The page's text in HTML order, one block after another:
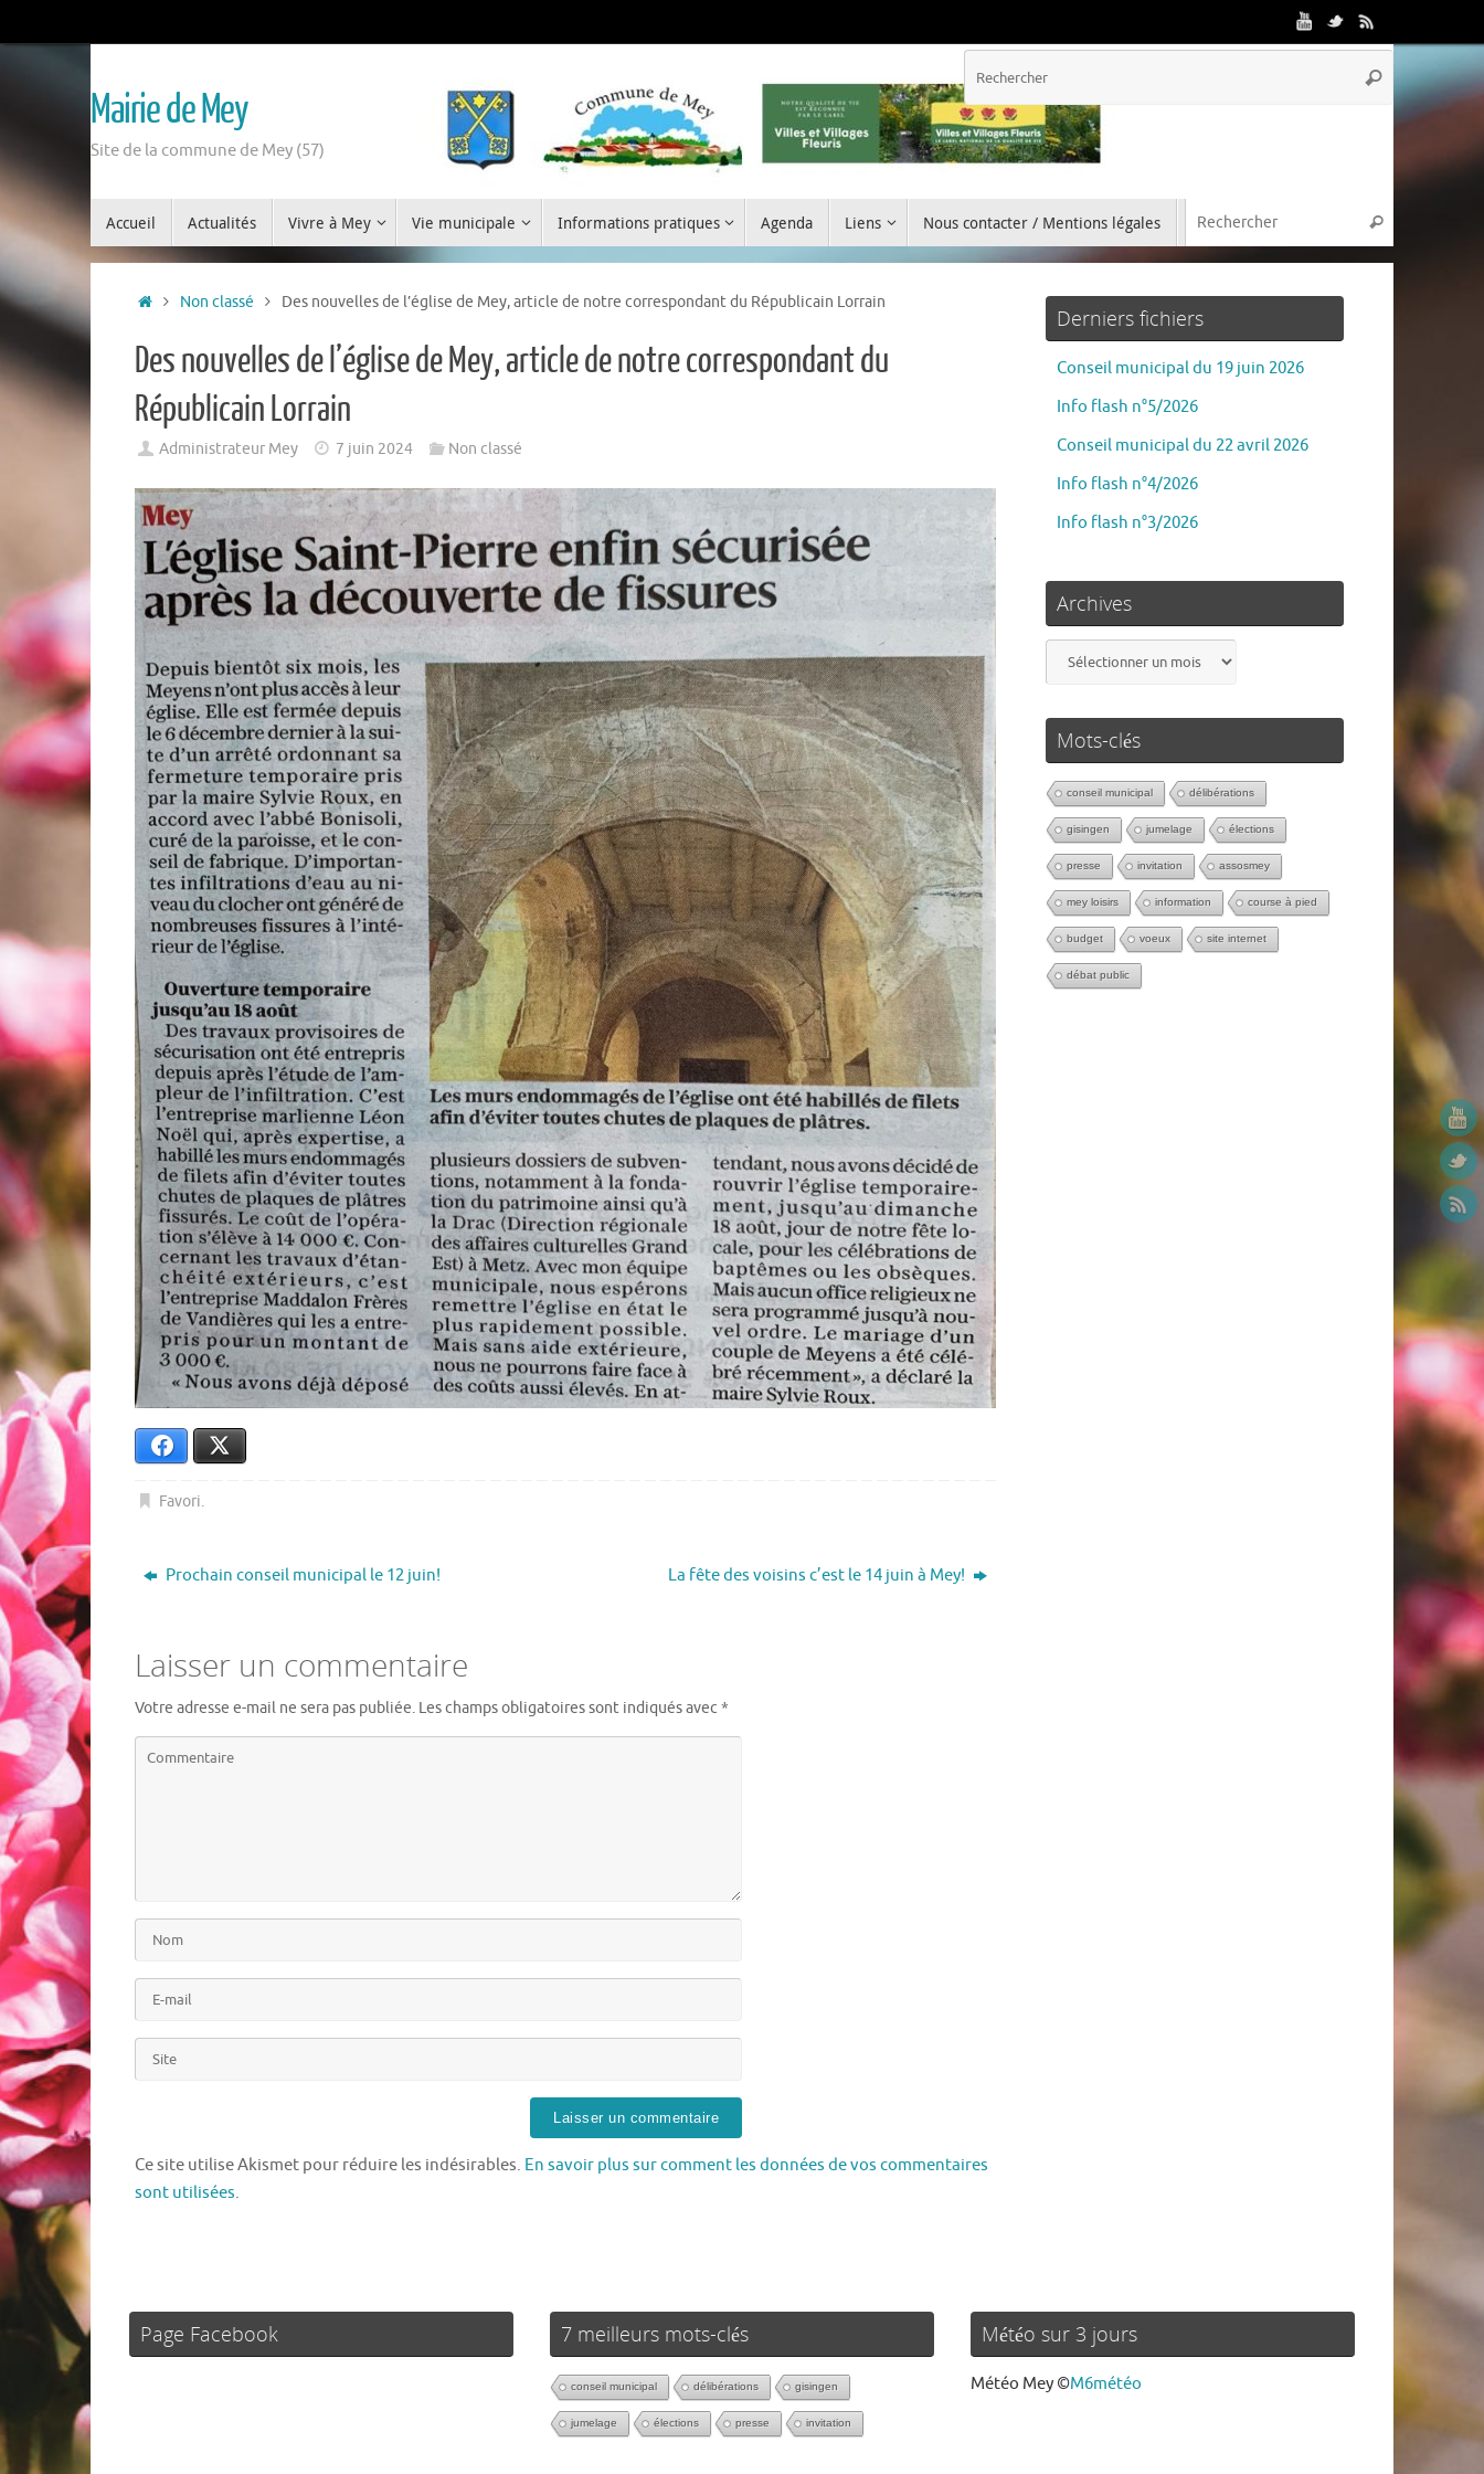
Mairie de Mey
Site de la commune de Mey (57)
Accueil Actualités Vivre à Mey Vie municipale Informations pratiques Agenda Liens Nous contacter / Mentions légales
Non classé Des nouvelles de l’église de Mey, article de notre correspondant du Républicain Lorrain
Des nouvelles de l’église de Mey, article de notre correspondant du
Républicain Lorrain
Administrateur Mey 7 juin 2024 Non classé
Facebook
Favori.
Prochain conseil municipal le 12 juin! La fête des voisins c’est le 14 juin à Mey!
Laisser un commentaire
Votre adresse e-mail ne sera pas publiée. Les champs obligatoires sont indiqués avec *
Ce site utilise Akismet pour réduire les indésirables. En savoir plus sur comment les données de vos commentaires
sont utilisées.
Derniers fichiers
Conseil municipal du 19 juin 2026
Info flash n°5/2026
Conseil municipal du 22 avril 2026
Info flash n°4/2026
Info flash n°3/2026
Archives
Mots-clés
conseil municipal délibérations
gisingen jumelage élections
presse invitation assosmey
mey loisirs information course à pied
budget voeux site internet
débat public
Page Facebook 7 meilleurs mots-clés
conseil municipal délibérations gisingen
jumelage élections presse invitation
Météo sur 3 jours
Météo Mey©M6météo